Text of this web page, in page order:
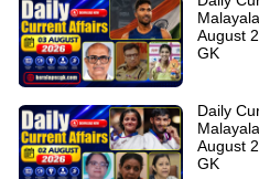
August
GK
Daily
August
GK